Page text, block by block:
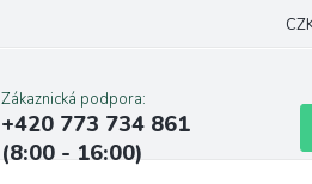
Zákaznická podpora:
+420 773 734 861
(8:00 - 16:00)